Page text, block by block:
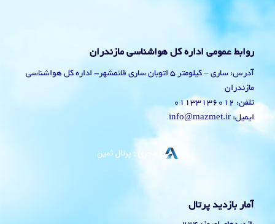
روابط عمومی اداره کل هواشناسی مازندران
آدرس: ساری – کیلومتر 5 اتوبان ساری قائمشهر- اداره کل هواشناسی
مازندران
تلفن: 01133136012
ایمیل: info@mazmet.ir
آمار بازدید پرتال